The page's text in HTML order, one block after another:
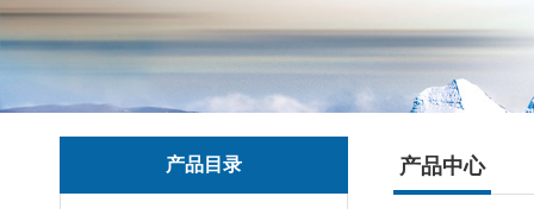
产品目录 产品中心